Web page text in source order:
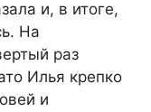
и, в итоге,
На
раз
Илья крепко
и